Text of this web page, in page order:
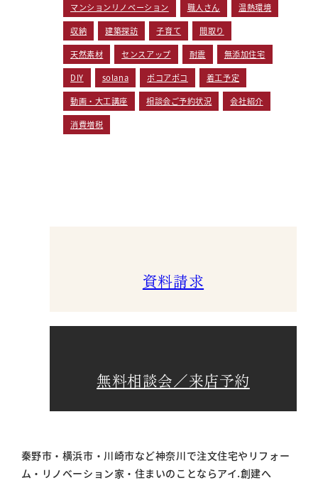
マンションリノベーション 職人さん 温熱環境
収納 建築探訪 子育て 間取り
天然素材 センスアップ 耐震 無添加住宅
DIY solana ポコアポコ 着工予定
動画・大工講座 相談会ご予約状況 会社紹介
消費増税
資料請求
無料相談会／来店予約
秦野市・横浜市・川崎市など神奈川で注文住宅やリフォー
ム・リノベーション家・住まいのことならアイ.創建へ